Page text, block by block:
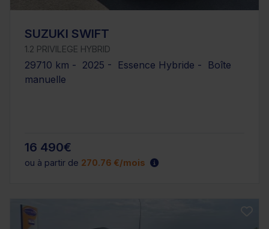
SUZUKI SWIFT
1.2 PRIVILEGE HYBRID
29710 km - 2025 - Essence Hybride - Boîte
manuelle
16 490€
ou à partir de 270.76 €/mois